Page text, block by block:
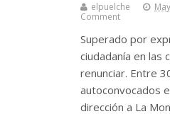
elpuelche
Comment
Superado por
ciudadanía en
renunciar. Entre
autoconvocados
dirección a La